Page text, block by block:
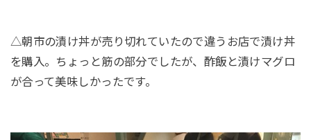
△朝市の漬け丼が売り切れていたので違うお店で漬け丼
を購入。ちょっと筋の部分でしたが、酢飯と漬けマグロ
が合って美味しかったです。